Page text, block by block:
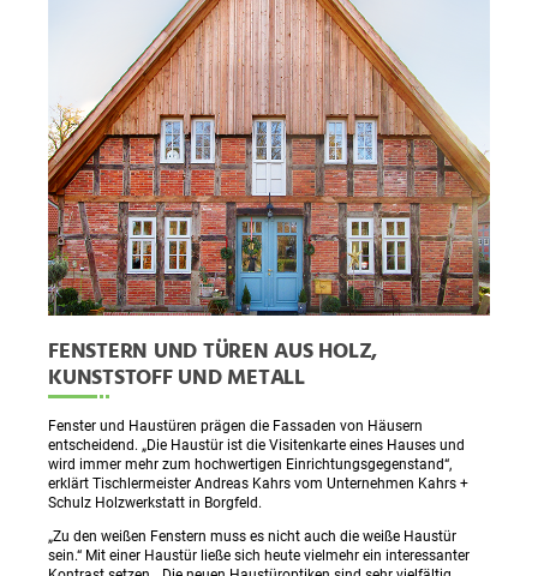
FENSTERN UND TÜREN AUS HOLZ,
KUNSTSTOFF UND METALL
Fenster und Haustüren prägen die Fassaden von Häusern
entscheidend. „Die Haustür ist die Visitenkarte eines Hauses und
wird immer mehr zum hochwertigen Einrichtungsgegenstand“,
erklärt Tischlermeister Andreas Kahrs vom Unternehmen Kahrs +
Schulz Holzwerkstatt in Borgfeld.
„Zu den weißen Fenstern muss es nicht auch die weiße Haustür
sein.“ Mit einer Haustür ließe sich heute vielmehr ein interessanter